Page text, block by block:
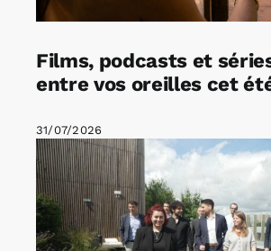
Films, podcasts et
entre vos oreilles cet
31/07/2026